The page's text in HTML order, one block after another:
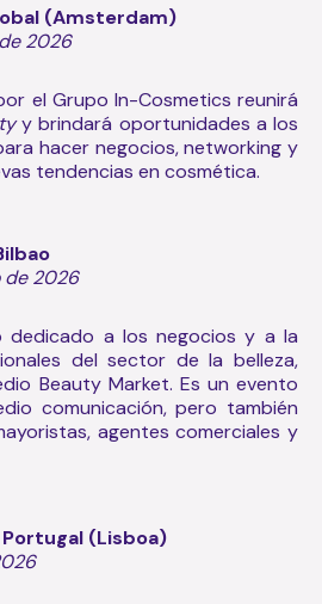
(Amsterdam)
2026
el Grupo In-Cosmetics reunirá
y brindará oportunidades a los
hacer negocios, networking y
tendencias en cosmética.
de 2026
dedicado a los negocios y a la
del sector de la belleza,
Beauty Market. Es un evento
comunicación, pero también
agentes comerciales y
(Lisboa)